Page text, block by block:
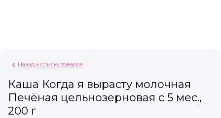
Назад к списку товаров
Каша Когда я вырасту молочная
Печёная цельнозерновая с 5 мес.,
200 г